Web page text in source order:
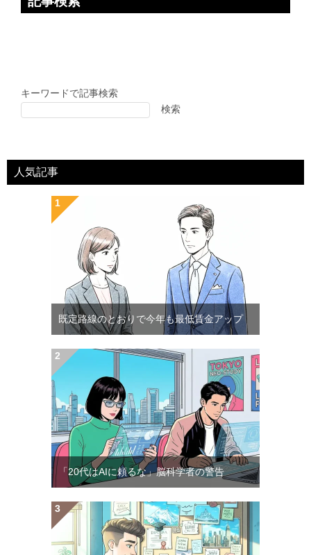
キーワードで記事検索
検索
人気記事
既定路線のとおりで今年も最低賃金アップ
「20代はAIに頼るな」脳科学者の警告